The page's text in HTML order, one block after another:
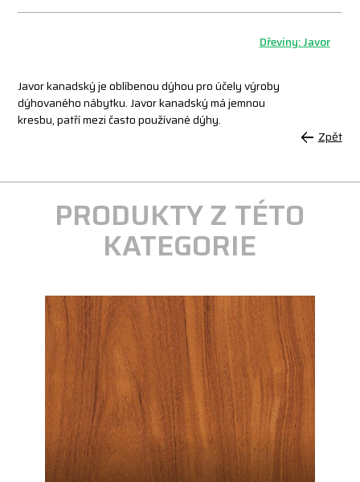
Dřeviny: Javor
Javor kanadský je oblíbenou dýhou pro účely výroby
dýhovaného nábytku. Javor kanadský má jemnou
kresbu, patří mezi často používané dýhy.
Zpět
PRODUKTY Z TÉTO
KATEGORIE